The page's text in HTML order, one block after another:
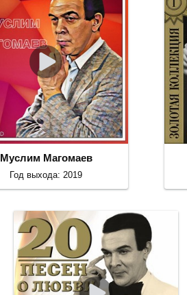
Муслим Магомаев
Год выхода: 2019